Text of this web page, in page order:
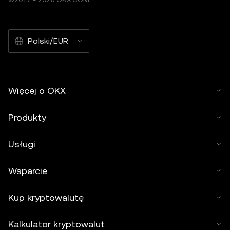
Polski/EUR
Więcej o OKX
Produkty
Usługi
Wsparcie
Kup kryptowalutę
Kalkulator kryptowalut